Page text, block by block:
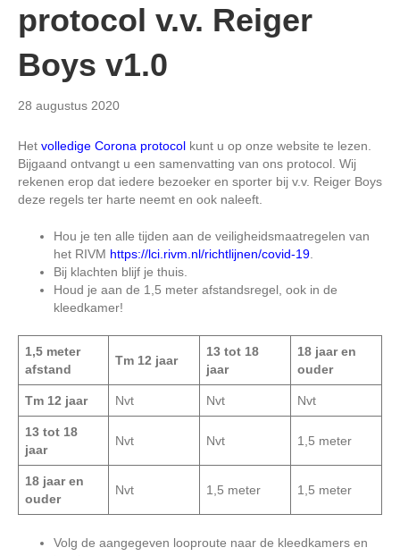
protocol v.v. Reiger
Boys v1.0
28 augustus 2020
Het volledige Corona protocol kunt u op onze website te lezen.
Bijgaand ontvangt u een samenvatting van ons protocol. Wij
rekenen erop dat iedere bezoeker en sporter bij v.v. Reiger Boys
deze regels ter harte neemt en ook naleeft.
Hou je ten alle tijden aan de veiligheidsmaatregelen van
het RIVM https://lci.rivm.nl/richtlijnen/covid-19
Bij klachten blijf je thuis.
Houd je aan de 1,5 meter afstandsregel, ook in de
kleedkamer!
1,5 meter
afstand
Tm 12 jaar
13 tot 18
jaar
18 jaar en
ouder
Tm 12 jaar Nvt Nvt Nvt
13 tot 18
jaar
Nvt Nvt 1,5 meter
18 jaar en
ouder
Nvt 1,5 meter 1,5 meter
Volg de aangegeven looproute naar de kleedkamers en